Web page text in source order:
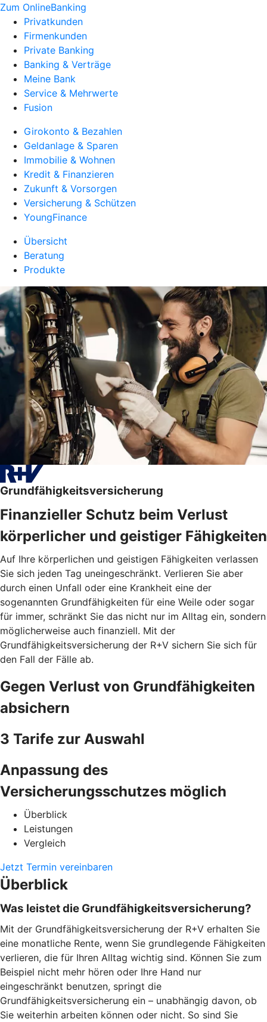
Zum OnlineBanking
Privatkunden
Firmenkunden
Private Banking
Banking & Verträge
Meine Bank
Service & Mehrwerte
Fusion
Girokonto & Bezahlen
Geldanlage & Sparen
Immobilie & Wohnen
Kredit & Finanzieren
Zukunft & Vorsorgen
Versicherung & Schützen
YoungFinance
Übersicht
Beratung
Produkte
Grundfähigkeitsversicherung
Finanzieller Schutz beim Verlust
körperlicher und geistiger Fähigkeiten
Auf Ihre körperlichen und geistigen Fähigkeiten verlassen
Sie sich jeden Tag uneingeschränkt. Verlieren Sie aber
durch einen Unfall oder eine Krankheit eine der
sogenannten Grundfähigkeiten für eine Weile oder sogar
für immer, schränkt Sie das nicht nur im Alltag ein, sondern
möglicherweise auch finanziell. Mit der
Grundfähigkeitsversicherung der R+V sichern Sie sich für
den Fall der Fälle ab.
Gegen Verlust von Grundfähigkeiten
absichern
3 Tarife zur Auswahl
Anpassung des
Versicherungsschutzes möglich
Überblick
Leistungen
Vergleich
Jetzt Termin vereinbaren
Überblick
Was leistet die Grundfähigkeitsversicherung?
Mit der Grundfähigkeitsversicherung der R+V erhalten Sie
eine monatliche Rente, wenn Sie grundlegende Fähigkeiten
verlieren, die für Ihren Alltag wichtig sind. Können Sie zum
Beispiel nicht mehr hören oder Ihre Hand nur
eingeschränkt benutzen, springt die
Grundfähigkeitsversicherung ein – unabhängig davon, ob
Sie weiterhin arbeiten können oder nicht. So sind Sie